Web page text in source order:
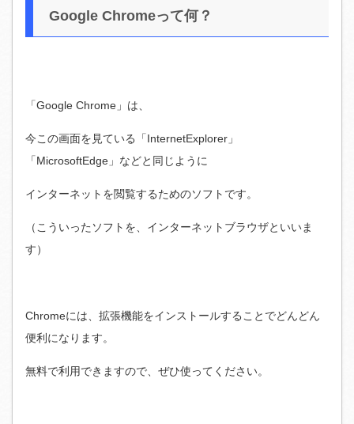
Google Chromeって何？
「Google Chrome」は、
今この画面を見ている「InternetExplorer」
「MicrosoftEdge」などと同じように
インターネットを閲覧するためのソフトです。
（こういったソフトを、インターネットブラウザといいま
す）
Chromeには、拡張機能をインストールすることでどんどん
便利になります。
無料で利用できますので、ぜひ使ってください。